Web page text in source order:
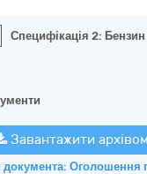
Специфікація 2: Бензин
Завантажити архівом
документа: Оголошення